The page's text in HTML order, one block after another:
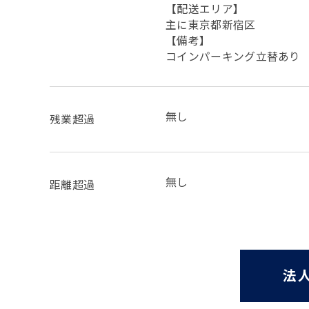
【配送エリア】
主に東京都新宿区
【備考】
コインパーキング立替あり
残業超過 無し
距離超過 無し
法